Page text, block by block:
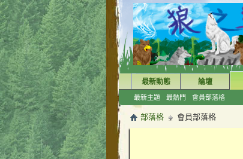
最新動態 論壇
最新主題 最熱門 會員部落格
部落格 會員部落格